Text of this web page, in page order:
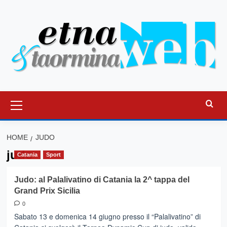
principale
HOME JUDO
judo
Catania Sport
Judo: al Palalivatino di Catania la 2^ tappa del
Grand Prix Sicilia
0
Sabato 13 e domenica 14 giugno presso il “Palalivatino” di